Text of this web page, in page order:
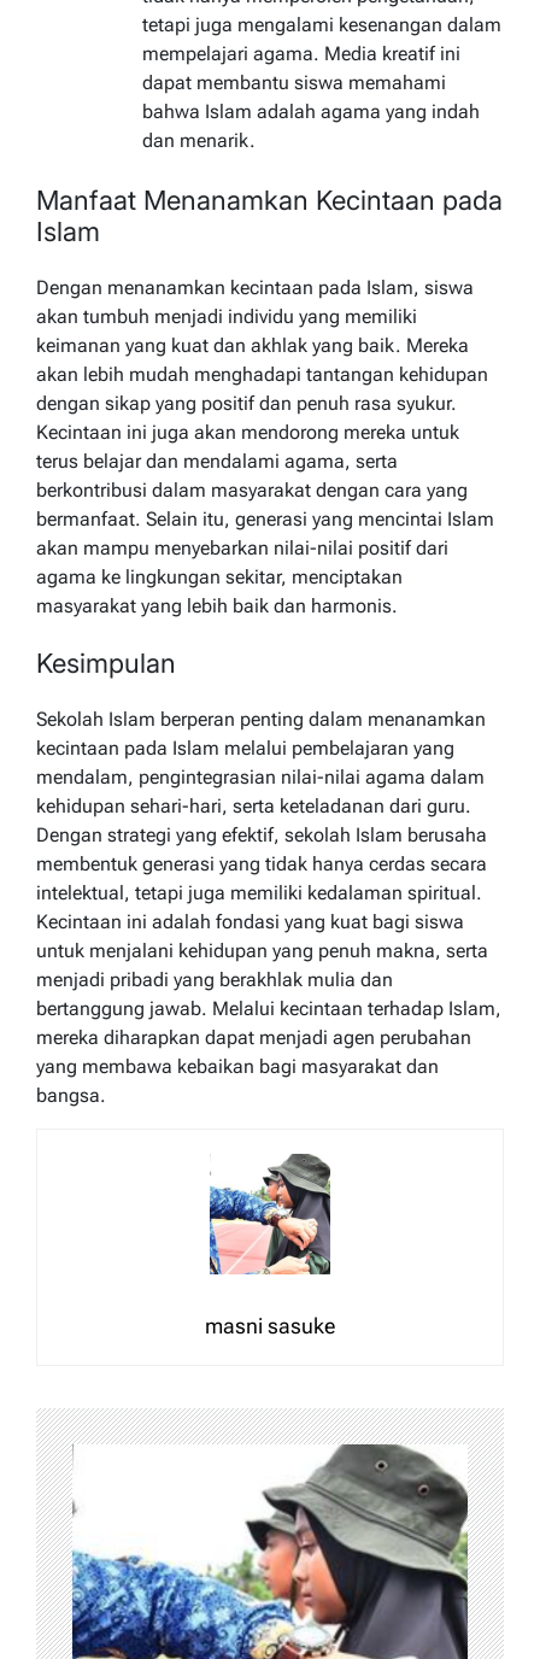
tetapi juga mengalami kesenangan dalam
mempelajari agama. Media kreatif ini
dapat membantu siswa memahami
bahwa Islam adalah agama yang indah
dan menarik.
Manfaat Menanamkan Kecintaan pada
Islam
Dengan menanamkan kecintaan pada Islam, siswa
akan tumbuh menjadi individu yang memiliki
keimanan yang kuat dan akhlak yang baik. Mereka
akan lebih mudah menghadapi tantangan kehidupan
dengan sikap yang positif dan penuh rasa syukur.
Kecintaan ini juga akan mendorong mereka untuk
terus belajar dan mendalami agama, serta
berkontribusi dalam masyarakat dengan cara yang
bermanfaat. Selain itu, generasi yang mencintai Islam
akan mampu menyebarkan nilai-nilai positif dari
agama ke lingkungan sekitar, menciptakan
masyarakat yang lebih baik dan harmonis.
Kesimpulan
Sekolah Islam berperan penting dalam menanamkan
kecintaan pada Islam melalui pembelajaran yang
mendalam, pengintegrasian nilai-nilai agama dalam
kehidupan sehari-hari, serta keteladanan dari guru.
Dengan strategi yang efektif, sekolah Islam berusaha
membentuk generasi yang tidak hanya cerdas secara
intelektual, tetapi juga memiliki kedalaman spiritual.
Kecintaan ini adalah fondasi yang kuat bagi siswa
untuk menjalani kehidupan yang penuh makna, serta
menjadi pribadi yang berakhlak mulia dan
bertanggung jawab. Melalui kecintaan terhadap Islam,
mereka diharapkan dapat menjadi agen perubahan
yang membawa kebaikan bagi masyarakat dan
bangsa.
masni sasuke